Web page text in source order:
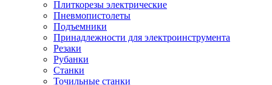
Плиткорезы электрические
Пневмопистолеты
Подъемники
Принадлежности для электроинструмента
Резаки
Рубанки
Станки
Точильные станки